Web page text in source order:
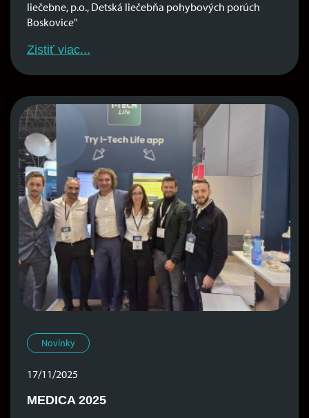
liečebne, p.o., Detská liečebňa pohybových porúch
Boskovice"
Zistiť viac...
Novinky
17/11/2025
MEDICA 2025